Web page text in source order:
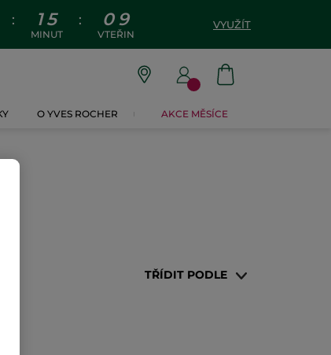
: 1 5
MINUT
: 0 9
VTEŘIN
VYUŽÍT
O YVES ROCHER AKCE MĚSÍCE
TŘÍDIT PODLE